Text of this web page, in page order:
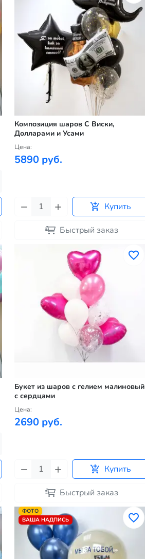
Композиция шаров С Виски,
Долларами и Усами
Цена:
5890 руб.
Купить
Быстрый заказ
Букет из шаров с гелием малиновый
с сердцами
Цена:
2690 руб.
Купить
Быстрый заказ
ФОТО
ВАША НАДПИСЬ